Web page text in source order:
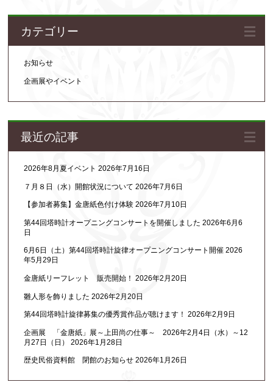
カテゴリー
お知らせ
企画展やイベント
最近の記事
2026年8月夏イベント 2026年7月16日
７月８日（水）開館状況について 2026年7月6日
【参加者募集】金唐紙色付け体験 2026年7月10日
第44回塔時計オープニングコンサートを開催しました 2026年6月6
日
6月6日（土）第44回塔時計旋律オープニングコンサート開催 2026
年5月29日
金唐紙リーフレット 販売開始！ 2026年2月20日
雛人形を飾りました 2026年2月20日
第44回塔時計旋律募集の優秀賞作品が聴けます！ 2026年2月9日
企画展 「金唐紙」展～上田尚の仕事～ 2026年2月4日（水）～12
月27日（日）
2026年1月28日
歴史民俗資料館 閉館のお知らせ 2026年1月26日